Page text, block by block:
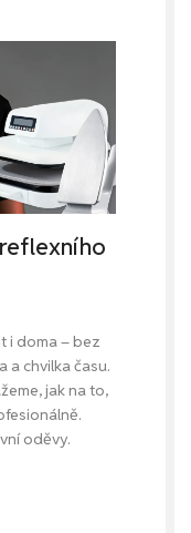
i doma – bez
a chvilka času.
jak na to,
oděvy.